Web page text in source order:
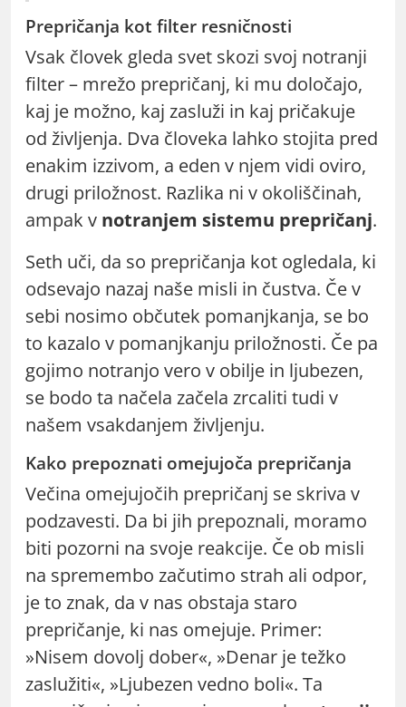
Prepričanja kot filter resničnosti
Vsak človek gleda svet skozi svoj notranji
filter – mrežo prepričanj, ki mu določajo,
kaj je možno, kaj zasluži in kaj pričakuje
od življenja. Dva človeka lahko stojita pred
enakim izzivom, a eden v njem vidi oviro,
drugi priložnost. Razlika ni v okoliščinah,
ampak v notranjem sistemu prepričanj.
Seth uči, da so prepričanja kot ogledala, ki
odsevajo nazaj naše misli in čustva. Če v
sebi nosimo občutek pomanjkanja, se bo
to kazalo v pomanjkanju priložnosti. Če pa
gojimo notranjo vero v obilje in ljubezen,
se bodo ta načela začela zrcaliti tudi v
našem vsakdanjem življenju.
Kako prepoznati omejujoča prepričanja
Večina omejujočih prepričanj se skriva v
podzavesti. Da bi jih prepoznali, moramo
biti pozorni na svoje reakcije. Če ob misli
na spremembo začutimo strah ali odpor,
je to znak, da v nas obstaja staro
prepričanje, ki nas omejuje. Primer:
»Nisem dovolj dober«, »Denar je težko
zaslužiti«, »Ljubezen vedno boli«. Ta